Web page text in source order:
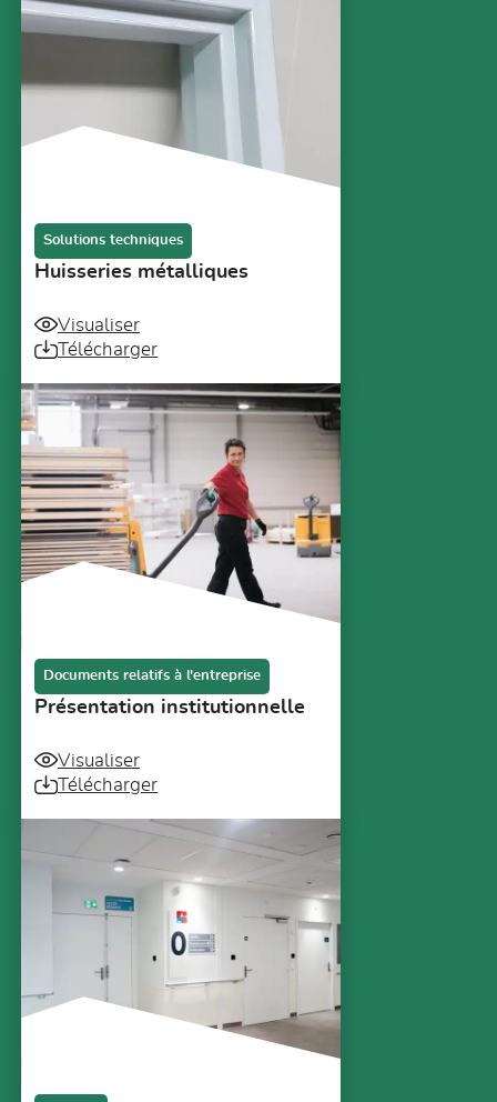
Solutions techniques
Huisseries métalliques
Visualiser
Télécharger
Documents relatifs à l'entreprise
Présentation institutionnelle
Visualiser
Télécharger